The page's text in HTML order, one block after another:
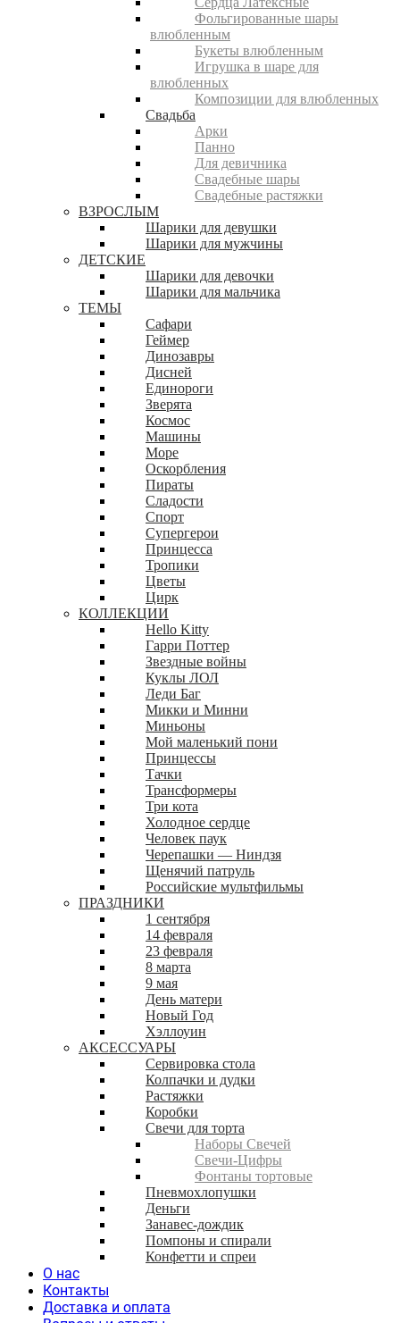
Фольгированные шары
влюбленным
Букеты влюбленным
Игрушка в шаре для
влюбленных
Композиции для влюбленных
Свадьба
Арки
Панно
Для девичника
Свадебные шары
Свадебные растяжки
ВЗРОСЛЫМ
Шарики для девушки
Шарики для мужчины
ДЕТСКИЕ
Шарики для девочки
Шарики для мальчика
ТЕМЫ
Сафари
Геймер
Динозавры
Дисней
Единороги
Зверята
Космос
Машины
Море
Оскорбления
Пираты
Сладости
Спорт
Супергерои
Принцесса
Тропики
Цветы
Цирк
КОЛЛЕКЦИИ
Hello Kitty
Гарри Поттер
Звездные войны
Куклы ЛОЛ
Леди Баг
Микки и Минни
Миньоны
Мой маленький пони
Принцессы
Тачки
Трансформеры
Три кота
Холодное сердце
Человек паук
Черепашки — Ниндзя
Щенячий патруль
Российские мультфильмы
ПРАЗДНИКИ
1 сентября
14 февраля
23 февраля
8 марта
9 мая
День матери
Новый Год
Хэллоуин
АКСЕССУАРЫ
Сервировка стола
Колпачки и дудки
Растяжки
Коробки
Свечи для торта
Наборы Свечей
Свечи-Цифры
Фонтаны тортовые
Пневмохлопушки
Деньги
Занавес-дождик
Помпоны и спирали
Конфетти и спреи
О нас
Контакты
Доставка и оплата